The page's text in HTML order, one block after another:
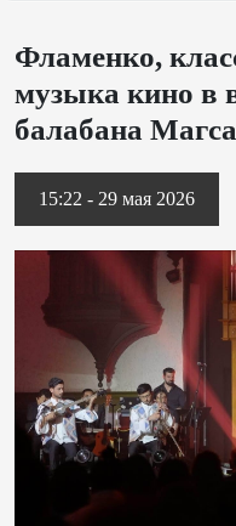
Фламенко,
музыка кино в
балабана
15:22 - 29 мая 2026